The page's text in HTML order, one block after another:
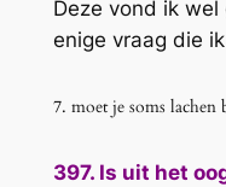
Deze vond ik
enige vraag die
7. moet je soms lachen
397. Is uit het